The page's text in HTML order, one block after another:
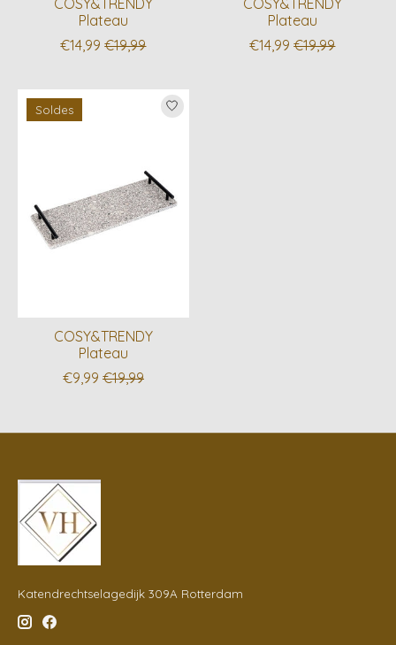
Plateau
€14,99 €19,99
Plateau
€14,99 €19,99
Soldes
COSY&TRENDY
Plateau
€9,99 €19,99
Katendrechtselagedijk 309A Rotterdam